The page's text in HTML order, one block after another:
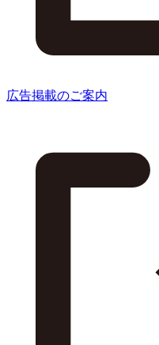
広告掲載のご案内